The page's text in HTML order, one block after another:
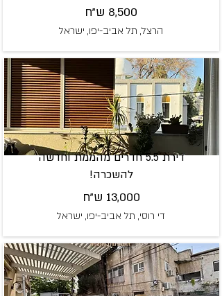
8,500 ש"ח
הרצל, תל אביב-יפו, ישראל
דירת 5.5 חדרים מהממת וחדשה
להשכרה!
13,000 ש"ח
די רוסי, תל אביב-יפו, ישראל